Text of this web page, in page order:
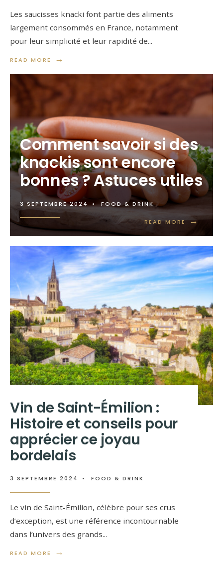
Les saucisses knacki font partie des aliments
largement consommés en France, notamment
pour leur simplicité et leur rapidité de...
READ MORE →
Comment savoir si des
knackis sont encore
bonnes ? Astuces utiles
3 SEPTEMBRE 2024 • FOOD & DRINK
READ MORE →
Vin de Saint-Émilion :
Histoire et conseils pour
apprécier ce joyau
bordelais
3 SEPTEMBRE 2024 • FOOD & DRINK
Le vin de Saint-Émilion, célèbre pour ses crus
d’exception, est une référence incontournable
dans l’univers des grands...
READ MORE →